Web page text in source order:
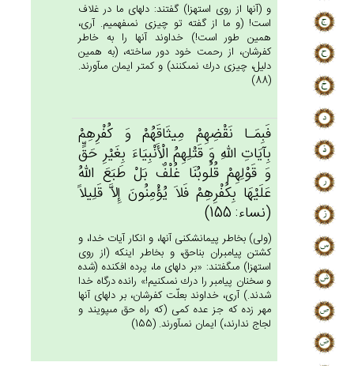
و (آنها از روى استهزا) گفتند: دلهاى ما در غلاف
است! (و ما از گفته تو چيزى نمى‏فهميم. آرى،
همين طور است!) خداوند آنها را به خاطر
كفرشان، از رحمت خود دور ساخته، (به همين
دليل، چيزى درك نمى‏كنند) و كمتر ايمان مى‏آورند.
(88)
فَبِمَـا نَقْضِهِمْ‌ مِيثَاقَهُم‌ْ وَ كُفْرِهِمْ‌
بِآيَات‌ِ الله‌ِ وَ قَتْلِهِم‌ُ الْأَنْبِيَاءَ بِغَيْرِ حَق‌ٍّ
وَ قَوْلِهِم‌ْ قُلُوبُنَا غُلْف‌ٌ بَل‌ْ طَبَع‌َ الله‌ُ
عَلَيْهَا بِكُفْرِهِم‌ْ فَلاَ يُؤْمِنُون‌َ إِلاَّ قَلِيلاً
(نساء: 155)
(ولى) بخاطر پيمان‏شكنى آنها، و انكار آيات خدا، و
كشتن پيامبران بناحق، و بخاطر اينكه (از روى
استهزا) مى‏گفتند: «بر دلهاى ما، پرده افكنده (شده
و سخنان پيامبر را درك نمى‏كنيم!» رانده درگاه خدا
شدند.) آرى، خداوند بعلّت كفرشان، بر دلهاى آنها
مهر زده كه جز عده كمى (كه راه حق مى‏پويند و
لجاج ندارند،) ايمان نمى‏آورند. (155)